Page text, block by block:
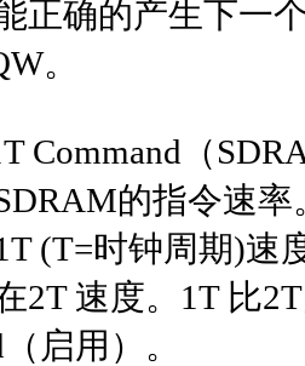
正确的产生下一
。
（
的指令速率
(T=时钟周期)速
2T 速度。1T 比
启用）。